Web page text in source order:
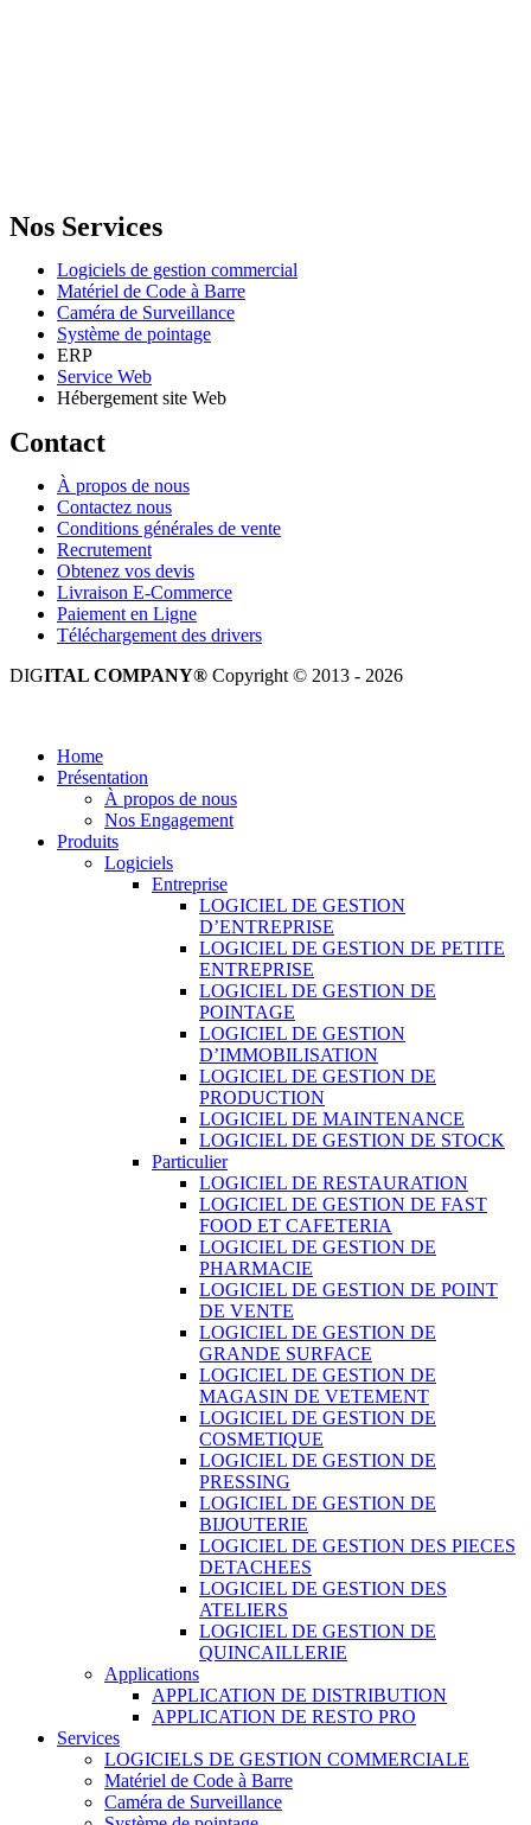
Nos Services
Logiciels de gestion commercial
Matériel de Code à Barre
Caméra de Surveillance
Système de pointage
ERP
Service Web
Hébergement site Web
Contact
À propos de nous
Contactez nous
Conditions générales de vente
Recrutement
Obtenez vos devis
Livraison E-Commerce
Paiement en Ligne
Téléchargement des drivers
DIGITAL COMPANY® Copyright © 2013 - 2026
Home
Présentation
À propos de nous
Nos Engagement
Produits
Logiciels
Entreprise
LOGICIEL DE GESTION
D’ENTREPRISE
LOGICIEL DE GESTION DE PETITE
ENTREPRISE
LOGICIEL DE GESTION DE
POINTAGE
LOGICIEL DE GESTION
D’IMMOBILISATION
LOGICIEL DE GESTION DE
PRODUCTION
LOGICIEL DE MAINTENANCE
LOGICIEL DE GESTION DE STOCK
Particulier
LOGICIEL DE RESTAURATION
LOGICIEL DE GESTION DE FAST
FOOD ET CAFETERIA
LOGICIEL DE GESTION DE
PHARMACIE
LOGICIEL DE GESTION DE POINT
DE VENTE
LOGICIEL DE GESTION DE
GRANDE SURFACE
LOGICIEL DE GESTION DE
MAGASIN DE VETEMENT
LOGICIEL DE GESTION DE
COSMETIQUE
LOGICIEL DE GESTION DE
PRESSING
LOGICIEL DE GESTION DE
BIJOUTERIE
LOGICIEL DE GESTION DES PIECES
DETACHEES
LOGICIEL DE GESTION DES
ATELIERS
LOGICIEL DE GESTION DE
QUINCAILLERIE
Applications
APPLICATION DE DISTRIBUTION
APPLICATION DE RESTO PRO
Services
LOGICIELS DE GESTION COMMERCIALE
Matériel de Code à Barre
Caméra de Surveillance